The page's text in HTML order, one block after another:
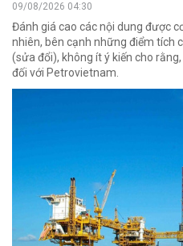
09/08/2026 04:30
Đánh giá cao các nội dung được
nhiên, bên cạnh những điểm tích
(sửa đổi), không ít ý kiến cho
đối với Petrovietnam.